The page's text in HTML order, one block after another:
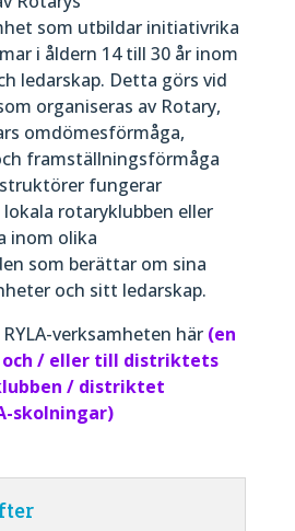
som utbildar initiativrika
i åldern 14 till 30 år inom
ledarskap. Detta görs vid
organiseras av Rotary,
omdömesförmåga,
framställningsförmåga
fungerar
rotaryklubben eller
inom olika
som berättar om sina
och sitt ledarskap.
verksamheten här (en
/ eller till distriktets
/ distriktet
skolningar)